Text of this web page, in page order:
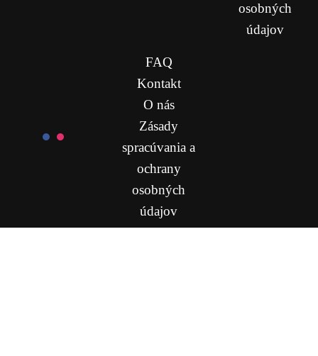
osobných
údajov
FAQ
Kontakt
O nás
Zásady
spracúvania a
ochrany
osobných
údajov